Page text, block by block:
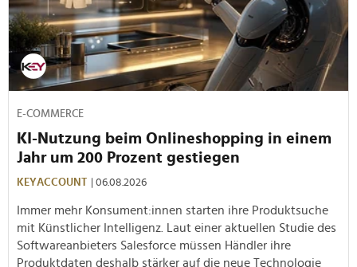
E-COMMERCE
KI-Nutzung beim Onlineshopping in einem
Jahr um 200 Prozent gestiegen
KEYACCOUNT | 06.08.2026
Immer mehr Konsument:innen starten ihre Produktsuche
mit Künstlicher Intelligenz. Laut einer aktuellen Studie des
Softwareanbieters Salesforce müssen Händler ihre
Produktdaten deshalb stärker auf die neue Technologie